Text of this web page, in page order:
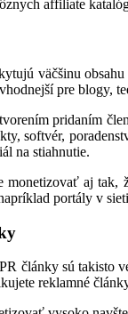
affiliate
väčšinu
pre blogy,
pridaním
softvér,
na stiahnutie.
monetizovať aj tak,
portály v
články sú takisto
reklamné